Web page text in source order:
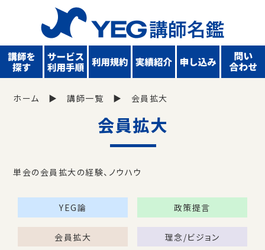
ホーム 講師一覧 会員拡大
会員拡大
単会の会員拡大の経験、ノウハウ
YEG論 政策提言
会員拡大 理念/ビジョン